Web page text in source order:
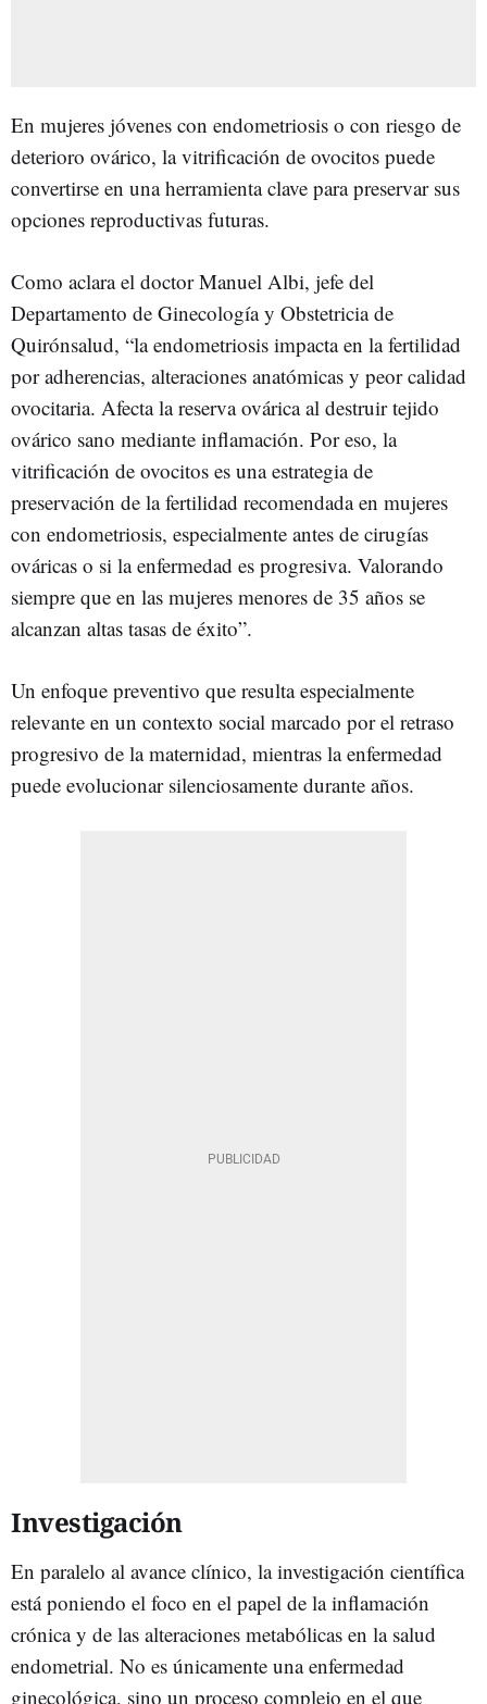
En mujeres jóvenes con endometriosis o con riesgo de
deterioro ovárico, la vitrificación de ovocitos puede
convertirse en una herramienta clave para preservar sus
opciones reproductivas futuras.
Como aclara el doctor Manuel Albi, jefe del
Departamento de Ginecología y Obstetricia de
Quirónsalud, “la endometriosis impacta en la fertilidad
por adherencias, alteraciones anatómicas y peor calidad
ovocitaria. Afecta la reserva ovárica al destruir tejido
ovárico sano mediante inflamación. Por eso, la
vitrificación de ovocitos es una estrategia de
preservación de la fertilidad recomendada en mujeres
con endometriosis, especialmente antes de cirugías
ováricas o si la enfermedad es progresiva. Valorando
siempre que en las mujeres menores de 35 años se
alcanzan altas tasas de éxito”.
Un enfoque preventivo que resulta especialmente
relevante en un contexto social marcado por el retraso
progresivo de la maternidad, mientras la enfermedad
puede evolucionar silenciosamente durante años.
Investigación
En paralelo al avance clínico, la investigación científica
está poniendo el foco en el papel de la inflamación
crónica y de las alteraciones metabólicas en la salud
endometrial. No es únicamente una enfermedad
ginecológica, sino un proceso complejo en el que